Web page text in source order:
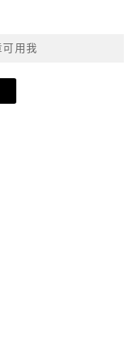
用我